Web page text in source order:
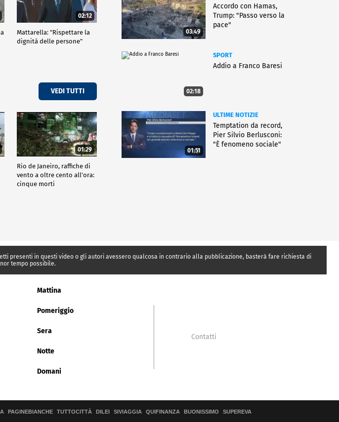
02:12
Mattarella: "Rispettare la
dignità delle persone"
VEDI TUTTI
01:29
Rio de Janeiro, raffiche di
vento a oltre cento all'ora:
cinque morti
03:49
Accordo con Hamas,
Trump: "Passo verso la
pace"
02:18
SPORT
Addio a Franco Baresi
01:51
ULTIME NOTIZIE
Temptation da record,
Pier Silvio Berlusconi:
"È fenomeno sociale"
presenti in questi video o gli autori avessero qualcosa in contrario alla pubblicazione, basterà fare richiesta di
tempo possibile.
Mattina
Pomeriggio
Sera
Notte
Domani
Contatti
PAGINEBIANCHE TUTTOCITTÀ DILEI SIVIAGGIA QUIFINANZA BUONISSIMO SUPEREVA